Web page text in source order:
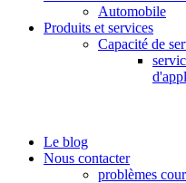
Automobile
Produits et services
Capacité de
Le blog
Nous contacter
problèmes